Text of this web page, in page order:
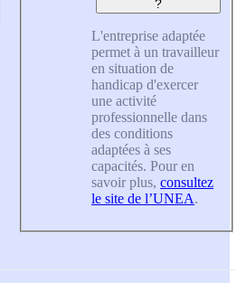
?
L'entreprise adaptée
permet à un travailleur
en situation de
handicap d'exercer
une activité
professionnelle dans
des conditions
adaptées à ses
capacités. Pour en
savoir plus, consultez
le site de l’UNEA.